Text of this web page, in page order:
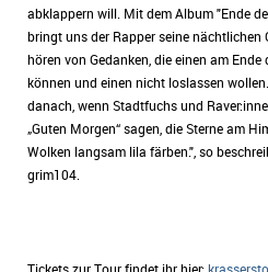
abklappern will. Mit dem Album "Ende
bringt uns der Rapper seine nächtlichen
hören von Gedanken, die einen am
können und einen nicht loslassen
danach, wenn Stadtfuchs und
„Guten Morgen“ sagen, die Sterne am
Wolken langsam lila färben.", so
grim104.